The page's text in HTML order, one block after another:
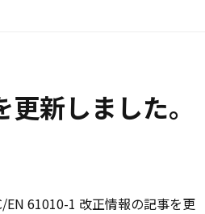
新しました。
EN 61010-1 改正情報の記事を更